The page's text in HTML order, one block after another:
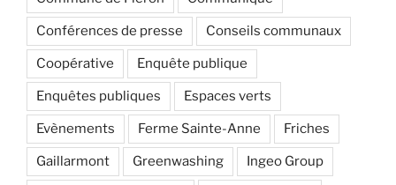
Conférences de presse Conseils communaux
Coopérative Enquête publique
Enquêtes publiques Espaces verts
Evènements Ferme Sainte-Anne Friches
Gaillarmont Greenwashing Ingeo Group